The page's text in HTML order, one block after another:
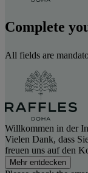
Complete
All fields are
Willkommen in der
Vielen Dank, dass
freuen uns auf den
Mehr entdecken